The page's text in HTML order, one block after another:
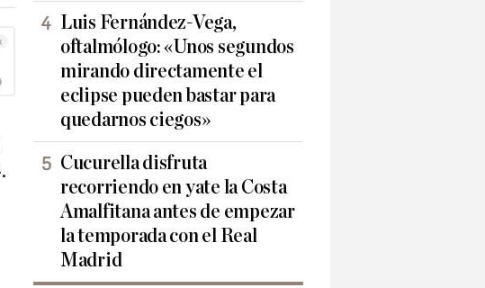
Luis Fernández-Vega,
oftalmólogo: «Unos segundos
mirando directamente el
eclipse pueden bastar para
quedarnos ciegos»
Cucurella disfruta
recorriendo en yate la Costa
Amalfitana antes de empezar
la temporada con el Real
Madrid